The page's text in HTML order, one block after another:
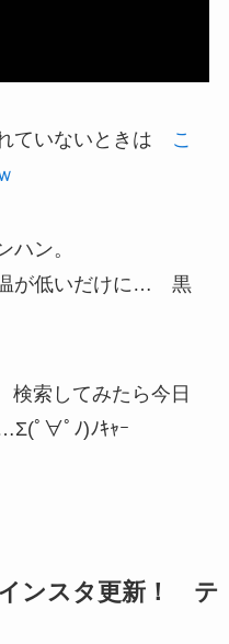
ていないときは
こ
ハン。
が低いだけに… 黒
索してみたら今日
ﾟ∀ﾟﾉ)ﾉｷｬｰ
ンスタ更新！ テ